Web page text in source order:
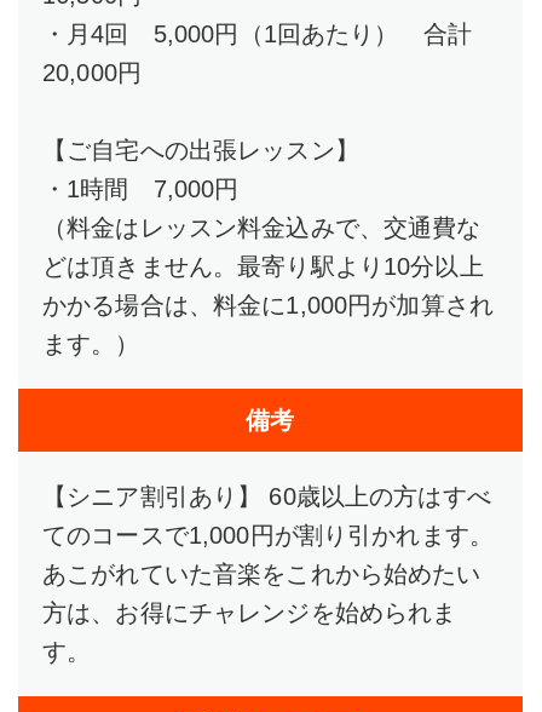
・月4回 5,000円（1回あたり） 合計
20,000円
【ご自宅への出張レッスン】
・1時間 7,000円
（料金はレッスン料金込みで、交通費な
どは頂きません。最寄り駅より10分以上
かかる場合は、料金に1,000円が加算され
ます。）
備考
【シニア割引あり】 60歳以上の方はすべ
てのコースで1,000円が割り引かれます。
あこがれていた音楽をこれから始めたい
方は、お得にチャレンジを始められま
す。